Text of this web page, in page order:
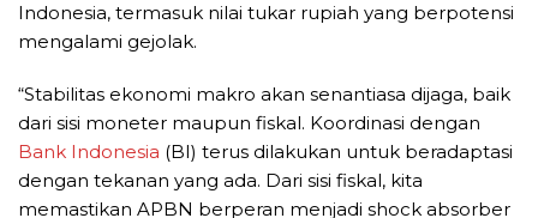
Indonesia, termasuk nilai tukar rupiah yang berpotensi
mengalami gejolak.
“Stabilitas ekonomi makro akan senantiasa dijaga, baik
dari sisi moneter maupun fiskal. Koordinasi dengan
Bank Indonesia (BI) terus dilakukan untuk beradaptasi
dengan tekanan yang ada. Dari sisi fiskal, kita
memastikan APBN berperan menjadi shock absorber